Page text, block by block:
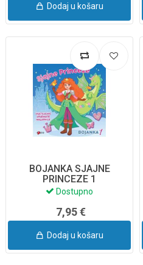
Dodaj u košaru
BOJANKA SJAJNE
PRINCEZE 1
Dostupno
7,95 €
Dodaj u košaru